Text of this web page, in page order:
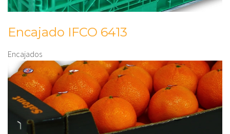
Encajado IFCO 6413
Encajados